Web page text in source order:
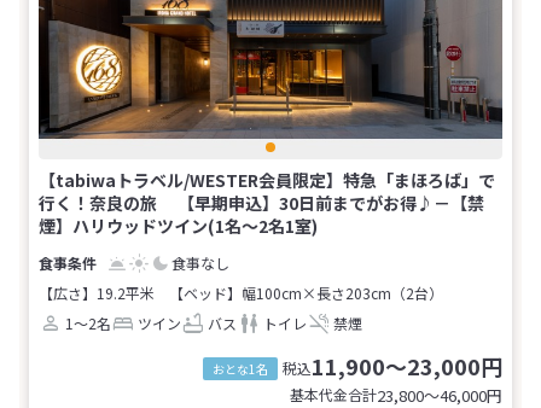
【tabiwaトラベル/WESTER会員限定】特急「まほろば」で
行く！奈良の旅 【早期申込】30日前までがお得♪－【禁
煙】ハリウッドツイン(1名～2名1室)
食事なし
【広さ】19.2平米
【ベッド】幅100cm×長さ203cm（2台）
1～2名
ツイン バス トイレ 禁煙
おとな1名 税込11,900～23,000円
基本代金合計23,800〜46,000円